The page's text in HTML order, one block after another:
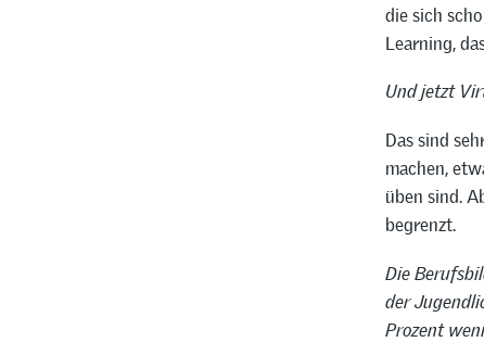
die sich
Learning,
Und jetzt
Das sind
machen,
üben sind.
begrenzt.
Die
der
Prozent